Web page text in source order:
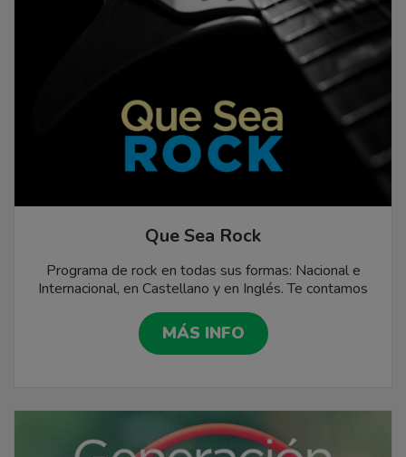
Que Sea Rock
Programa de rock en todas sus formas: Nacional e
Internacional, en Castellano y en Inglés. Te contamos
recordamos los clásicos y presentamos los estrenos.
MÁS INFO